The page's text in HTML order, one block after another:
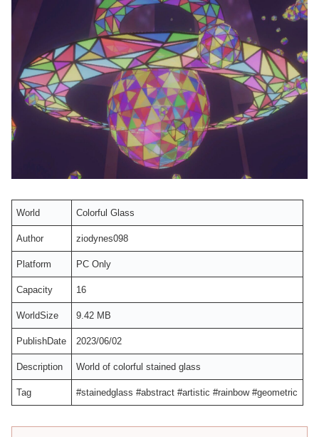
World Colorful Glass
Author ziodynes098
Platform PC Only
Capacity 16
WorldSize 9.42 MB
PublishDate 2023/06/02
Description World of colorful stained glass
Tag #stainedglass #abstract #artistic #rainbow #geometric